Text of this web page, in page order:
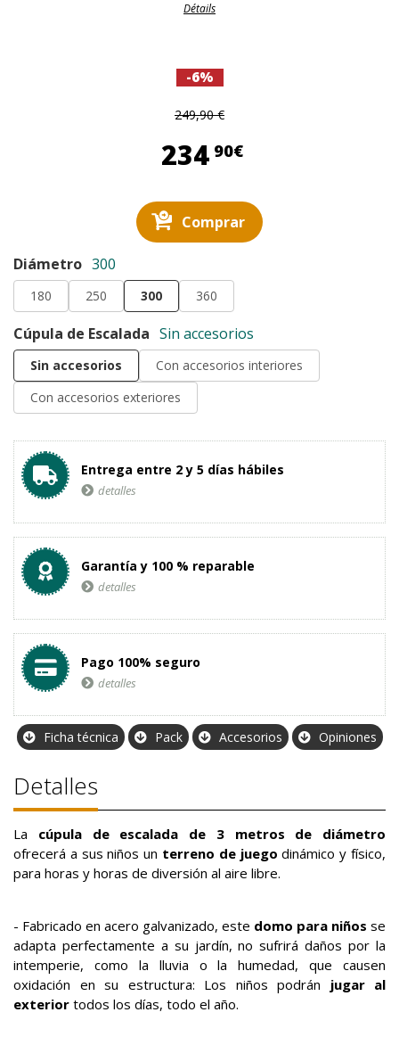
Détails
-6%
249,90 €
234 90€234,90 €
Comprar
Diámetro 300
180 250 300 360
Cúpula de Escalada Sin accesorios
Sin accesorios
Con accesorios interiores
Con accesorios exteriores
Entrega entre 2 y 5 días hábiles
detalles
Garantía y 100 % reparable
detalles
Pago 100% seguro
detalles
Ficha técnica Pack Accesorios Opiniones
Detalles
La cúpula de escalada de 3 metros de diámetro
ofrecerá a sus niños un terreno de juego dinámico y físico,
para horas y horas de diversión al aire libre.
- Fabricado en acero galvanizado, este domo para niños se
adapta perfectamente a su jardín, no sufrirá daños por la
intemperie, como la lluvia o la humedad, que causen
oxidación en su estructura: Los niños podrán jugar al
exterior todos los días, todo el año.